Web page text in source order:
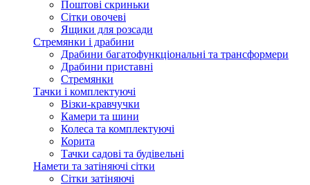
Поштові скриньки
Сітки овочеві
Ящики для розсади
Стремянки і драбини
Драбини багатофункціональні та трансформери
Драбини приставні
Стремянки
Тачки і комплектуючі
Візки-кравчучки
Камери та шини
Колеса та комплектуючі
Корита
Тачки садові та будівельні
Намети та затіняючі сітки
Сітки затіняючі